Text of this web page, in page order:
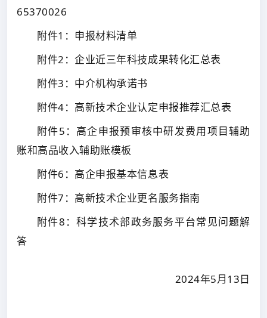
65370026
附件1：申报材料清单
附件2：企业近三年科技成果转化汇总表
附件3：中介机构承诺书
附件4：高新技术企业认定申报推荐汇总表
附件5：高企申报预审核中研发费用项目辅助
账和高品收入辅助账模板
附件6：高企申报基本信息表
附件7：高新技术企业更名服务指南
附件8：科学技术部政务服务平台常见问题解
答
2024年5月13日